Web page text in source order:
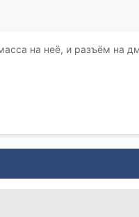
на неё, и разъём на